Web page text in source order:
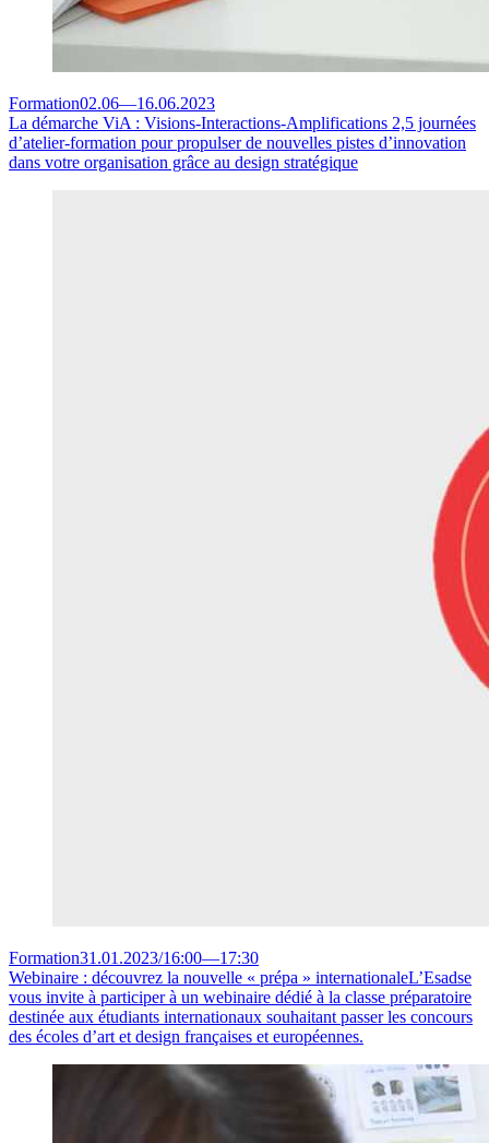
Formation02.06—16.06.2023
La démarche ViA : Visions-Interactions-Amplifications 2,5 journées
d’atelier-formation pour propulser de nouvelles pistes d’innovation
dans votre organisation grâce au design stratégique
Formation31.01.2023/16:00—17:30
Webinaire : découvrez la nouvelle « prépa » internationaleL’Esadse
vous invite à participer à un webinaire dédié à la classe préparatoire
destinée aux étudiants internationaux souhaitant passer les concours
des écoles d’art et design françaises et européennes.